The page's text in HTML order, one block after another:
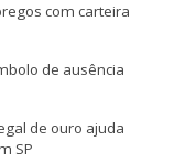
com carteira
de ausência
de ouro ajuda
SP